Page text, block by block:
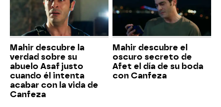
Mahir descubre la
verdad sobre su
abuelo Asaf justo
cuando él intenta
acabar con la vida de
Canfeza
Mahir descubre el
oscuro secreto de
Afet el día de su boda
con Canfeza